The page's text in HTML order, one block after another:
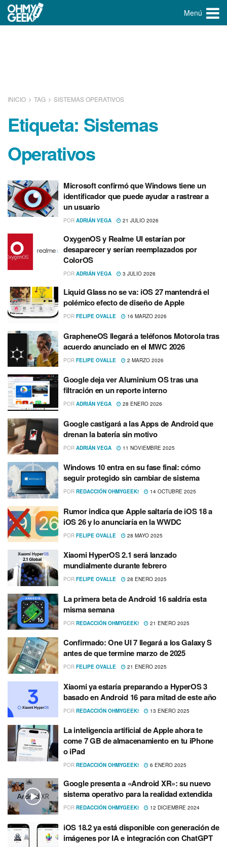
Menú
INICIO TAG SISTEMAS OPERATIVOS
Etiqueta: Sistemas
Operativos
Microsoft confirmó que Windows tiene un
identificador que puede ayudar a rastrear a
un usuario
POR ADRIÁN VEGA 21 JULIO 2026
OxygenOS y Realme UI estarían por
desaparecer y serían reemplazados por
ColorOS
POR ADRIÁN VEGA 3 JULIO 2026
Liquid Glass no se va: iOS 27 mantendrá el
polémico efecto de diseño de Apple
POR FELIPE OVALLE 16 MARZO 2026
GrapheneOS llegará a teléfonos Motorola tras
acuerdo anunciado en el MWC 2026
POR FELIPE OVALLE 2 MARZO 2026
Google deja ver Aluminium OS tras una
filtración en un reporte interno
POR ADRIÁN VEGA 28 ENERO 2026
Google castigará a las Apps de Android que
drenan la batería sin motivo
POR ADRIÁN VEGA 11 NOVIEMBRE 2025
Windows 10 entra en su fase final: cómo
seguir protegido sin cambiar de sistema
POR REDACCIÓN OHMYGEEK! 14 OCTUBRE 2025
Rumor indica que Apple saltaría de iOS 18 a
iOS 26 y lo anunciaría en la WWDC
POR FELIPE OVALLE 28 MAYO 2025
Xiaomi HyperOS 2.1 será lanzado
mundialmente durante febrero
POR FELIPE OVALLE 28 ENERO 2025
La primera beta de Android 16 saldría esta
misma semana
POR REDACCIÓN OHMYGEEK! 21 ENERO 2025
Confirmado: One UI 7 llegará a los Galaxy S
antes de que termine marzo de 2025
POR FELIPE OVALLE 21 ENERO 2025
Xiaomi ya estaría preparando a HyperOS 3
basado en Android 16 para mitad de este año
POR REDACCIÓN OHMYGEEK! 13 ENERO 2025
La inteligencia artificial de Apple ahora te
come 7 GB de almacenamiento en tu iPhone
o iPad
POR REDACCIÓN OHMYGEEK! 6 ENERO 2025
Google presenta a «Android XR»: su nuevo
sistema operativo para la realidad extendida
POR REDACCIÓN OHMYGEEK! 12 DICIEMBRE 2024
iOS 18.2 ya está disponible con generación de
imágenes por IA e integración con ChatGPT